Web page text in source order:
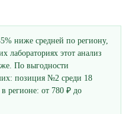
ниже средней по региону,
лабораториях этот анализ
По выгодности
позиция №2 среди 18
регионе: от 780 ₽ до